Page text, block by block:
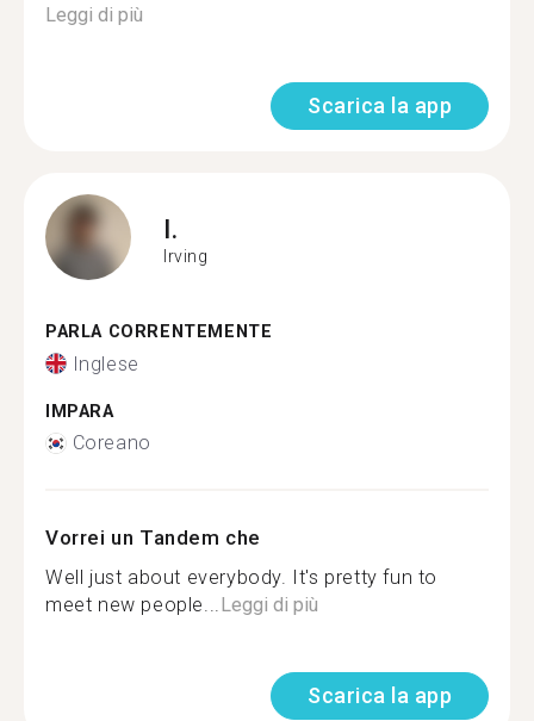
Leggi di più
Scarica la app
I.
Irving
PARLA CORRENTEMENTE
Inglese
IMPARA
Coreano
Vorrei un Tandem che
Well just about everybody. It's pretty fun to
meet new people...Leggi di più
Scarica la app